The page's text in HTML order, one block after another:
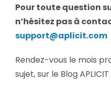
Pour toute question
n’hésitez pas à
support@aplicit.com
Rendez-vous le mois
sujet, sur le Blog APLICIT